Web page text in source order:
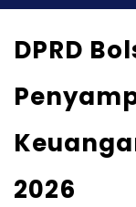
DPRD
2026